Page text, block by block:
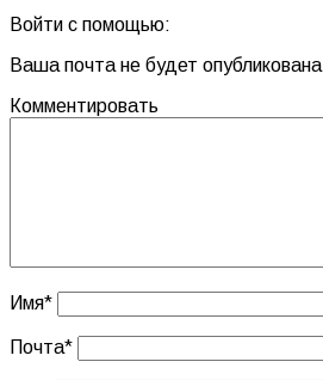
Войти с помощью:
Ваша почта не будет опубликована
Комментировать
Имя*
Почта*